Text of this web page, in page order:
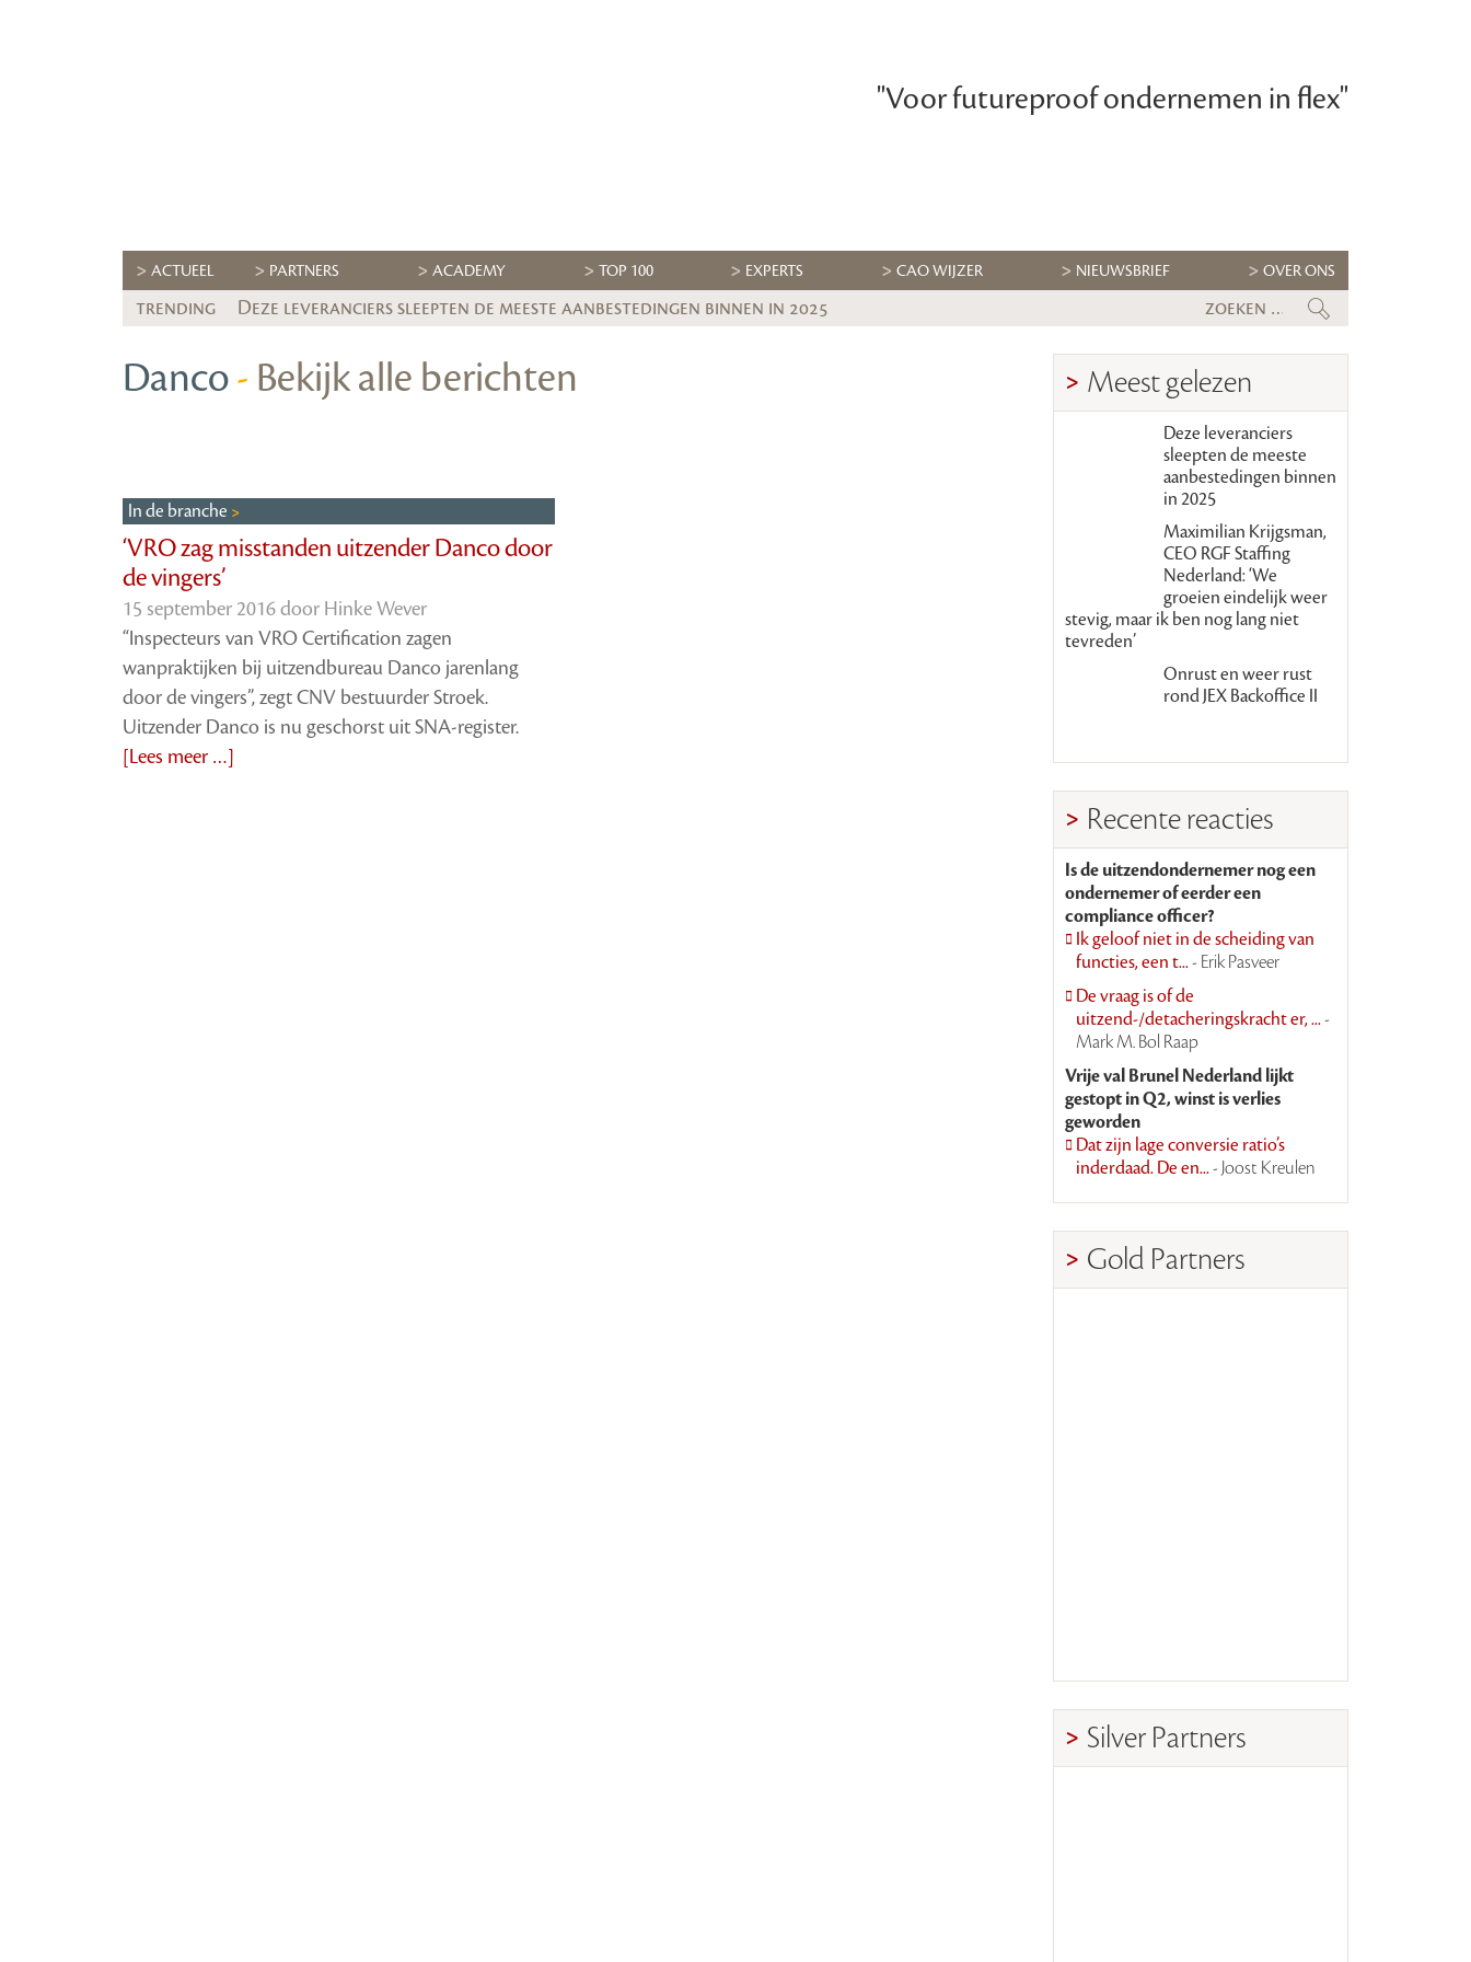
"Voor futureproof ondernemen in flex"
ACTUEEL PARTNERS ACADEMY TOP 100 EXPERTS CAO WIJZER NIEUWSBRIEF OVER ONS
trending Deze leveranciers sleepten de meeste aanbestedingen binnen in 2025 Flexbranche wacht
Danco- Bekijk alle berichten
In de branche
‘VRO zag misstanden uitzender Danco door
de vingers’
15 september 2016 door Hinke Wever
“Inspecteurs van VRO Certification zagen
wanpraktijken bij uitzendbureau Danco jarenlang
door de vingers”, zegt CNV bestuurder Stroek.
Uitzender Danco is nu geschorst uit SNA-register.
[Lees meer …]
Meest gelezen
Deze leveranciers
sleepten de meeste
aanbestedingen binnen
in 2025
Maximilian Krijgsman,
CEO RGF Staffing
Nederland: ‘We
groeien eindelijk weer
stevig, maar ik ben nog lang niet
tevreden’
Onrust en weer rust
rond JEX Backoffice II
Recente reacties
Is de uitzendondernemer nog een
ondernemer of eerder een
compliance officer?
Ik geloof niet in de scheiding van
functies, een t...- Erik Pasveer
De vraag is of de
uitzend-/detacheringskracht er, ...-
Mark M. Bol Raap
Vrije val Brunel Nederland lijkt
gestopt in Q2, winst is verlies
geworden
Dat zijn lage conversie ratio’s
inderdaad. De en...- Joost Kreulen
Gold Partners
Silver Partners